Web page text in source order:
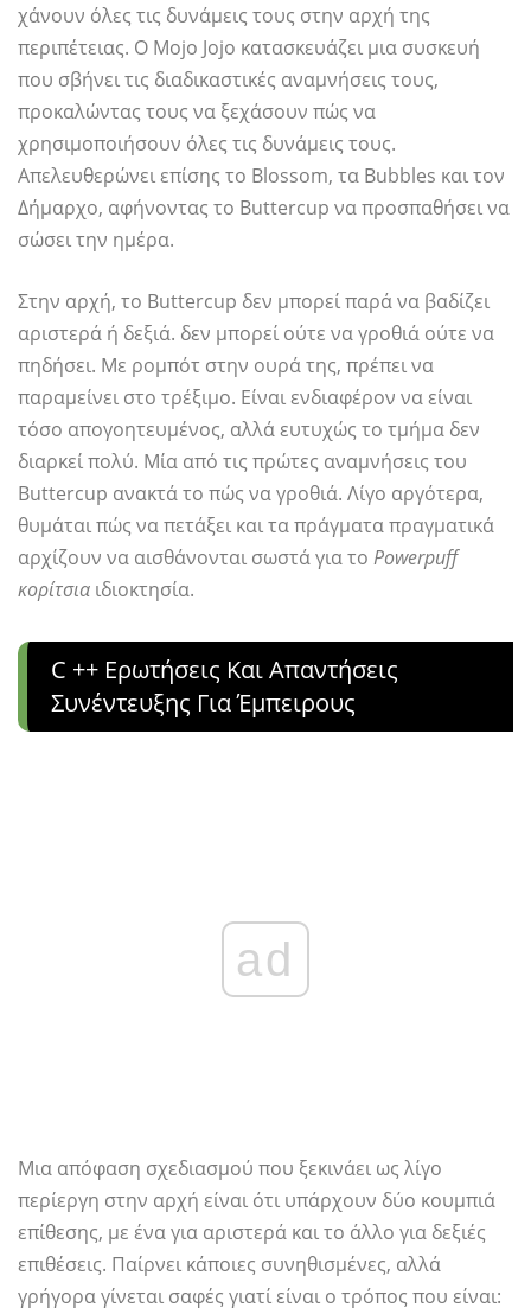
χάνουν όλες τις δυνάμεις τους στην αρχή της
περιπέτειας. Ο Mojo Jojo κατασκευάζει μια συσκευή
που σβήνει τις διαδικαστικές αναμνήσεις τους,
προκαλώντας τους να ξεχάσουν πώς να
χρησιμοποιήσουν όλες τις δυνάμεις τους.
Απελευθερώνει επίσης το Blossom, τα Bubbles και τον
Δήμαρχο, αφήνοντας το Buttercup να προσπαθήσει να
σώσει την ημέρα.
Στην αρχή, το Buttercup δεν μπορεί παρά να βαδίζει
αριστερά ή δεξιά. δεν μπορεί ούτε να γροθιά ούτε να
πηδήσει. Με ρομπότ στην ουρά της, πρέπει να
παραμείνει στο τρέξιμο. Είναι ενδιαφέρον να είναι
τόσο απογοητευμένος, αλλά ευτυχώς το τμήμα δεν
διαρκεί πολύ. Μία από τις πρώτες αναμνήσεις του
Buttercup ανακτά το πώς να γροθιά. Λίγο αργότερα,
θυμάται πώς να πετάξει και τα πράγματα πραγματικά
αρχίζουν να αισθάνονται σωστά για το Powerpuff
κορίτσια ιδιοκτησία.
C ++ Ερωτήσεις Και Απαντήσεις
Συνέντευξης Για Έμπειρους
ad
Μια απόφαση σχεδιασμού που ξεκινάει ως λίγο
περίεργη στην αρχή είναι ότι υπάρχουν δύο κουμπιά
επίθεσης, με ένα για αριστερά και το άλλο για δεξιές
επιθέσεις. Παίρνει κάποιες συνηθισμένες, αλλά
γρήγορα γίνεται σαφές γιατί είναι ο τρόπος που είναι: